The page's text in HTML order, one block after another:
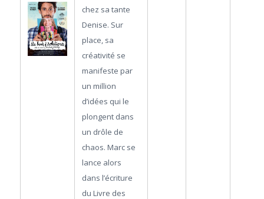
chez sa tante
Denise. Sur
place, sa
créativité se
manifeste par
un million
d’idées qui le
plongent dans
un drôle de
chaos. Marc se
lance alors
dans l’écriture
du Livre des